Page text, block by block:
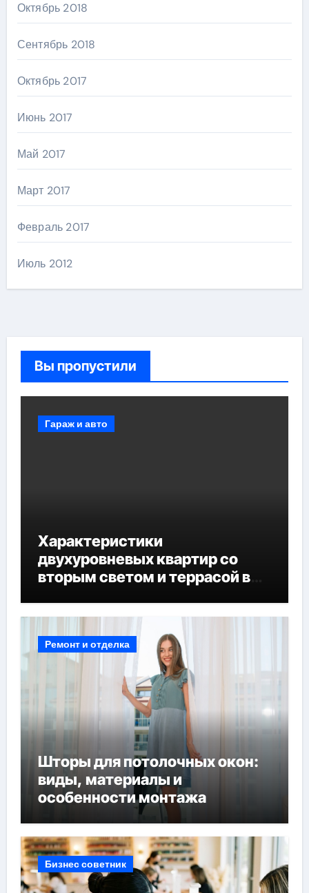
Октябрь 2018
Сентябрь 2018
Октябрь 2017
Июнь 2017
Май 2017
Март 2017
Февраль 2017
Июль 2012
Вы пропустили
Гараж и авто
Характеристики
двухуровневых квартир со
вторым светом и террасой в
Ремонт и отделка
Шторы для потолочных окон:
виды, материалы и
особенности монтажа
Бизнес советник